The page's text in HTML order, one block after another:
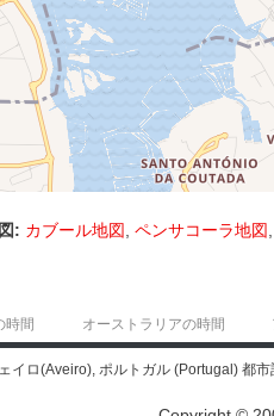
: カブール地図 ペンサコーラ地図
時間 オーストラリアの時間
イロ(Aveiro), ポルトガル (Portugal) 都